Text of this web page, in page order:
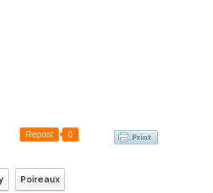
Repost 0
Poireaux